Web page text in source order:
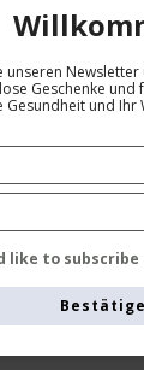
hier
Produkt
unseren Newsletter
Geschenke
Gesundheit und Ihr
like to